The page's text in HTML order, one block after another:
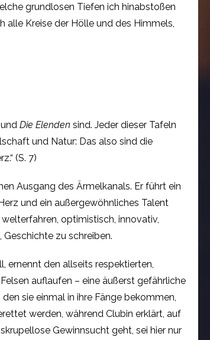
grundlosen Tiefen ich hinabstoßen
Kreise der Hölle und des Himmels,
und Die Elenden sind. Jeder dieser Tafeln
und Natur: Das also sind die
(S. 7)
Ausgang des Ärmelkanals. Er führt ein
und ein außergewöhnliches Talent
optimistisch, innovativ,
zu schreiben.
ernennt den allseits respektierten,
auflaufen – eine äußerst gefährliche
sie einmal in ihre Fänge bekommen,
werden, während Clubin erklärt, auf
Gewinnsucht geht, sei hier nur